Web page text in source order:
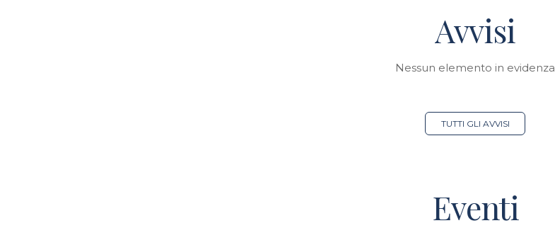
Avvisi
Nessun elemento in evidenza
TUTTI GLI AVVISI
Eventi